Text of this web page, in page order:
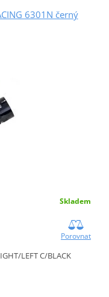
6301N černý
Skladem
Porovnat
LEFT C/BLACK